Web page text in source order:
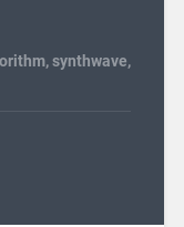
,synthwave,